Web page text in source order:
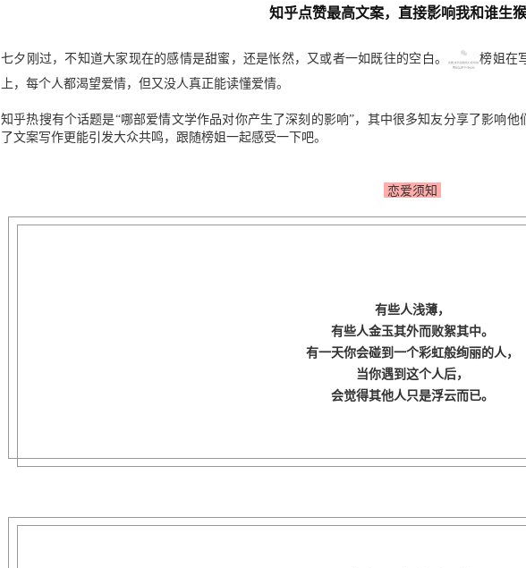
知乎点赞最高文案，直接影响我和谁生猴
七夕刚过，不知道大家现在的感情是甜蜜，还是怅然，又或者一如既往的空白。
榜姐在
上，每个人都渴望爱情，但又没人真正能读懂爱情。
知乎热搜有个话题是“哪部爱情文学作品对你产生了深刻的影响”，其中很多知友分享了影响
了文案写作更能引发大众共鸣，跟随榜姐一起感受一下吧。
恋爱须知
有些人浅薄，
有些人金玉其外而败絮其中。
有一天你会碰到一个彩虹般绚丽的人，
当你遇到这个人后，
会觉得其他人只是浮云而已。